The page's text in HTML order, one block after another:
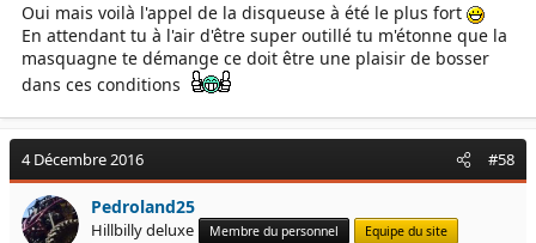
Oui mais voilà l'appel de la disqueuse à été le plus fort
En attendant tu à l'air d'être super outillé tu m'étonne que la
masquagne te démange ce doit être une plaisir de bosser
dans ces conditions
4 Décembre 2016 #58
Pedroland25
Hillbilly deluxe Membre du personnel
Equipe du site